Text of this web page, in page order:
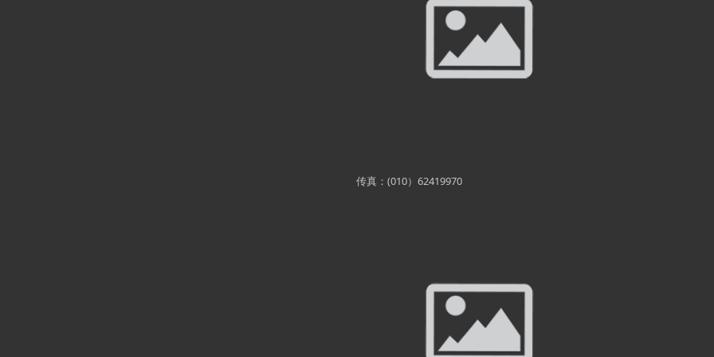
传真：(010）62419970